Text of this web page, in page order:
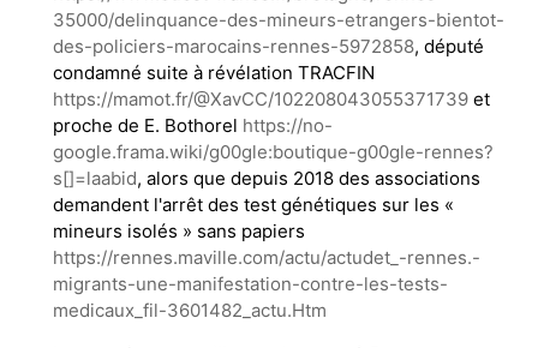
35000/delinquance-des-mineurs-etrangers-bientot-
des-policiers-marocains-rennes-5972858, député
condamné suite à révélation TRACFIN
https://mamot.fr/@XavCC/102208043055371739 et
proche de E. Bothorel https://no-
google.frama.wiki/g00gle:boutique-g00gle-rennes?
s[]=laabid, alors que depuis 2018 des associations
demandent l'arrêt des test génétiques sur les «
mineurs isolés » sans papiers
https://rennes.maville.com/actu/actudet_-rennes.-
migrants-une-manifestation-contre-les-tests-
medicaux_fil-3601482_actu.Htm